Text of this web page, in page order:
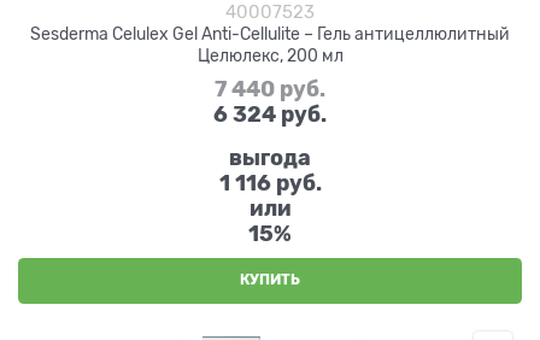
40007523
Sesderma Celulex Gel Anti-Cellulite – Гель антицеллюлитный
Целюлекс, 200 мл
7 440 руб.
6 324 руб.
выгода
1 116 руб.
или
15%
КУПИТЬ